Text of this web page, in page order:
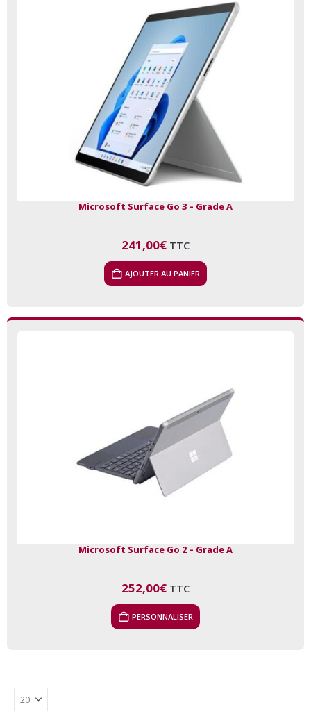
Microsoft Surface Go 3 – Grade A
241,00€ TTC
AJOUTER AU PANIER
Microsoft Surface Go 2 – Grade A
252,00€ TTC
PERSONNALISER